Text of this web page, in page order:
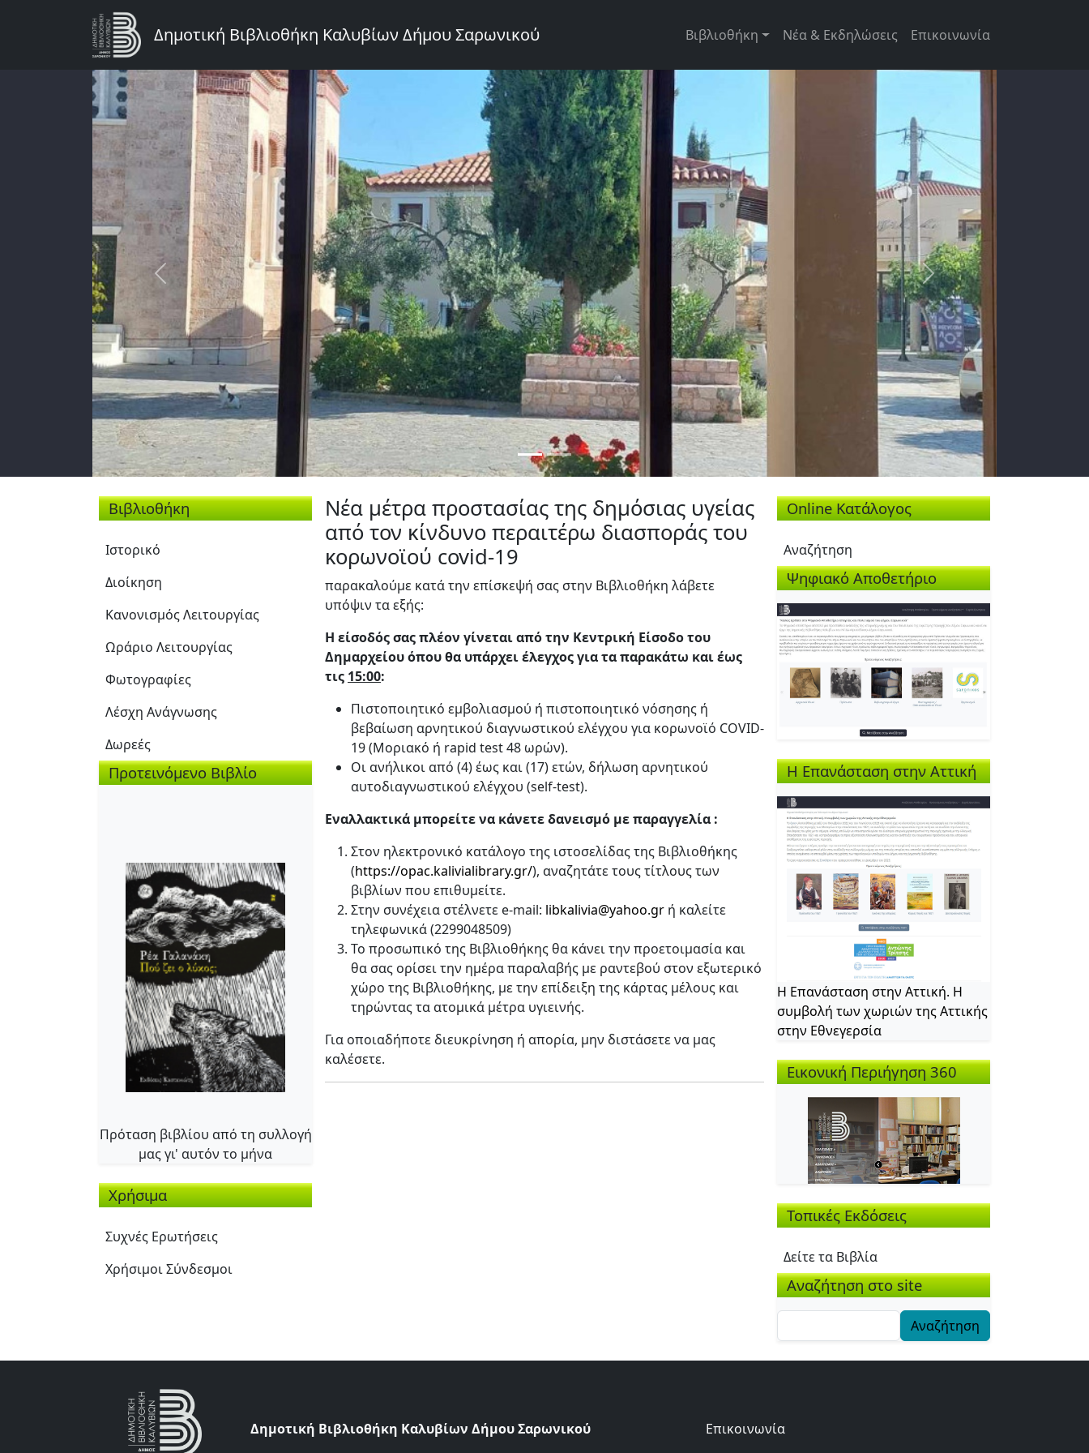
Παράκαμψη προς το κυρίως περιεχόμενο
Δημοτική Βιβλιοθήκη Καλυβίων Δήμου Σαρωνικού Κεντρική πλοήγηση
Βιβλιοθήκη Νέα & Εκδηλώσεις Επικοινωνία
Previous Next
Βιβλιοθήκη
Ιστορικό
Διοίκηση
Κανονισμός Λειτουργίας
Ωράριο Λειτουργίας
Φωτογραφίες
Λέσχη Ανάγνωσης
Δωρεές
Προτεινόμενο Βιβλίο
Πρόταση βιβλίου από τη συλλογή
μας γι' αυτόν το μήνα
Χρήσιμα
Συχνές Ερωτήσεις
Χρήσιμοι Σύνδεσμοι
Νέα μέτρα προστασίας της δημόσιας υγείας
από τον κίνδυνο περαιτέρω διασποράς του
κορωνοϊού covid-19
παρακαλούμε κατά την επίσκεψή σας στην Βιβλιοθήκη λάβετε
υπόψιν τα εξής:
Η είσοδός σας πλέον γίνεται από την Κεντρική Είσοδο του
Δημαρχείου όπου θα υπάρχει έλεγχος για τα παρακάτω και έως
τις 15:00:
Πιστοποιητικό εμβολιασμού ή πιστοποιητικό νόσησης ή
βεβαίωση αρνητικού διαγνωστικού ελέγχου για κορωνοϊό COVID-
19 (Μοριακό ή rapid test 48 ωρών).
Οι ανήλικοι από (4) έως και (17) ετών, δήλωση αρνητικού
αυτοδιαγνωστικού ελέγχου (self-test).
Εναλλακτικά μπορείτε να κάνετε δανεισμό με παραγγελία :
Στον ηλεκτρονικό κατάλογο της ιστοσελίδας της Βιβλιοθήκης
(https://opac.kalivialibrary.gr/), αναζητάτε τους τίτλους των
βιβλίων που επιθυμείτε.
Στην συνέχεια στέλνετε e-mail: libkalivia@yahoo.gr ή καλείτε
τηλεφωνικά (2299048509)
Το προσωπικό της Βιβλιοθήκης θα κάνει την προετοιμασία και
θα σας ορίσει την ημέρα παραλαβής με ραντεβού στον εξωτερικό
χώρο της Βιβλιοθήκης, με την επίδειξη της κάρτας μέλους και
τηρώντας τα ατομικά μέτρα υγιεινής.
Για οποιαδήποτε διευκρίνηση ή απορία, μην διστάσετε να μας
καλέσετε.
Online Κατάλογος
Αναζήτηση
Ψηφιακό Αποθετήριο
Η Επανάσταση στην Αττική
Η Επανάσταση στην Αττική. Η
συμβολή των χωριών της Αττικής
στην Εθνεγερσία
Εικονική Περιήγηση 360
Τοπικές Εκδόσεις
Δείτε τα Βιβλία
Αναζήτηση στο site
Δημοτική Βιβλιοθήκη Καλυβίων Δήμου Σαρωνικού
Επικοινωνία